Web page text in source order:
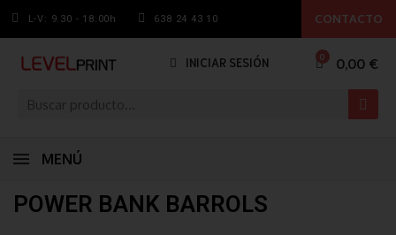
L-V: 9.30 - 18:00h 638 24 43 10 CONTACTO
INICIAR SESIÓN 0,00 €
MENÚ
POWER BANK BARROLS